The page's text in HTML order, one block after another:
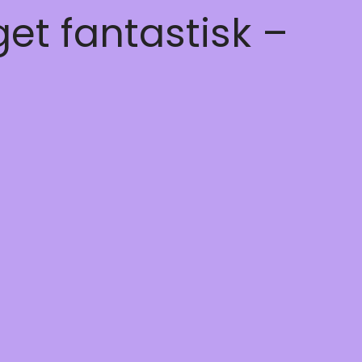
fantastisk –